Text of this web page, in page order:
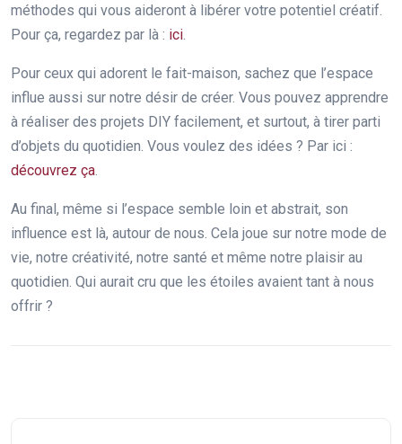
méthodes qui vous aideront à libérer votre potentiel créatif.
Pour ça, regardez par là : ici
Pour ceux qui adorent le fait-maison, sachez que l’espace
influe aussi sur notre désir de créer. Vous pouvez apprendre
à réaliser des projets DIY facilement, et surtout, à tirer parti
d’objets du quotidien. Vous voulez des idées ? Par ici :
découvrez ça
Au final, même si l’espace semble loin et abstrait, son
influence est là, autour de nous. Cela joue sur notre mode de
vie, notre créativité, notre santé et même notre plaisir au
quotidien. Qui aurait cru que les étoiles avaient tant à nous
offrir ?